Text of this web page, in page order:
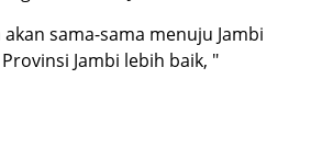
sama-sama menuju Jambi
Jambi lebih baik, "